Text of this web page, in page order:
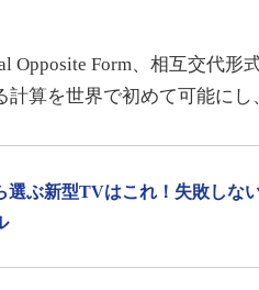
Opposite Form、相互交代形
算を世界で初めて可能にし
選ぶ新型TVはこれ！失敗しな